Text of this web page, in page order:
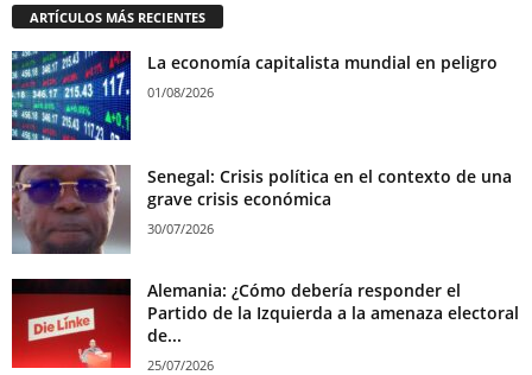
ARTÍCULOS MÁS RECIENTES
La economía capitalista mundial en peligro
01/08/2026
Senegal: Crisis política en el contexto de una
grave crisis económica
30/07/2026
Alemania: ¿Cómo debería responder el
Partido de la Izquierda a la amenaza electoral
de...
25/07/2026